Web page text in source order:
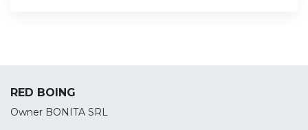
RED BOING
Owner BONITA SRL